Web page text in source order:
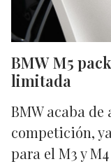
BMW M5
limitada
BMW acaba
competición,
para el M3 y